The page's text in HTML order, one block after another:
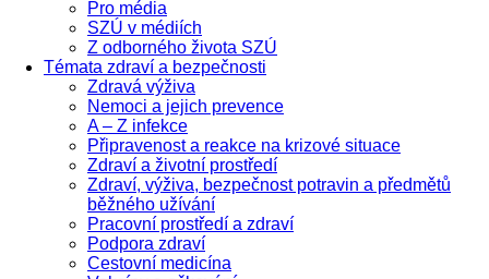
Pro média
SZÚ v médiích
Z odborného života SZÚ
Témata zdraví a bezpečnosti
Zdravá výživa
Nemoci a jejich prevence
A – Z infekce
Připravenost a reakce na krizové situace
Zdraví a životní prostředí
Zdraví, výživa, bezpečnost potravin a předmětů
běžného užívání
Pracovní prostředí a zdraví
Podpora zdraví
Cestovní medicína